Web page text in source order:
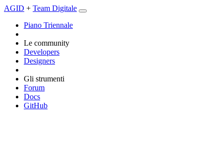
AGID + Team Digitale
Piano Triennale
Le community
Developers
Designers
Gli strumenti
Forum
Docs
GitHub